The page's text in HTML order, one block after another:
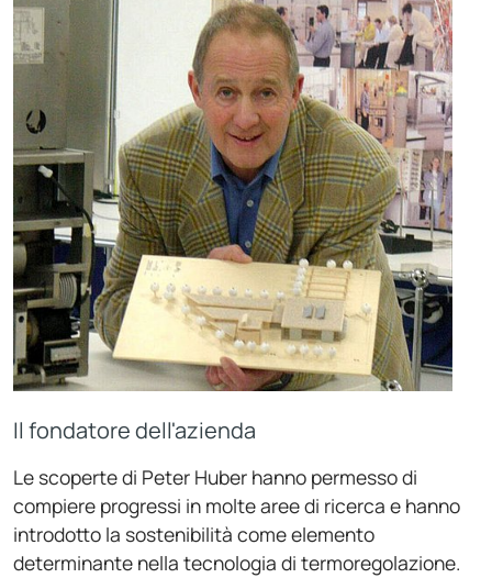
Il fondatore dell'azienda
Le scoperte di Peter Huber hanno permesso di
compiere progressi in molte aree di ricerca e hanno
introdotto la sostenibilità come elemento
determinante nella tecnologia di termoregolazione.